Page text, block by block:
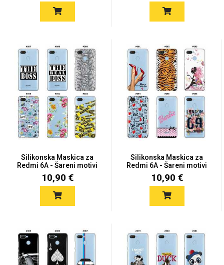
Silikonska Maskica za
Redmi 6A - Šareni motivi
10,90 €
Silikonska Maskica za
Redmi 6A - Šareni motivi
10,90 €
motivi
MarbleMania
Gaming motivi Crtani filmovi
Sportski motivi Obiteljski motivi